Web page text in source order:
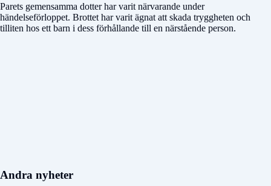
Parets gemensamma dotter har varit närvarande under
händelseförloppet. Brottet har varit ägnat att skada tryggheten och
tilliten hos ett barn i dess förhållande till en närstående person.
Andra nyheter